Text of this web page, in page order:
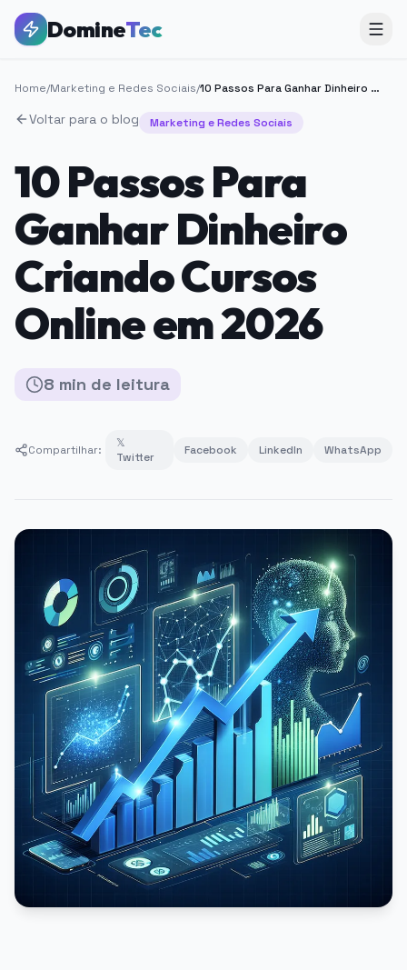
DomineTec
Home/Marketing e Redes Sociais/ 10 Passos Para Ganhar Dinheiro Criando Cursos Online em 2026
Voltar para o blog Marketing e Redes Sociais
10 Passos Para
Ganhar Dinheiro
Criando Cursos
Online em 2026
8 min de leitura
Compartilhar:
𝕏
Twitter
Facebook LinkedIn WhatsApp